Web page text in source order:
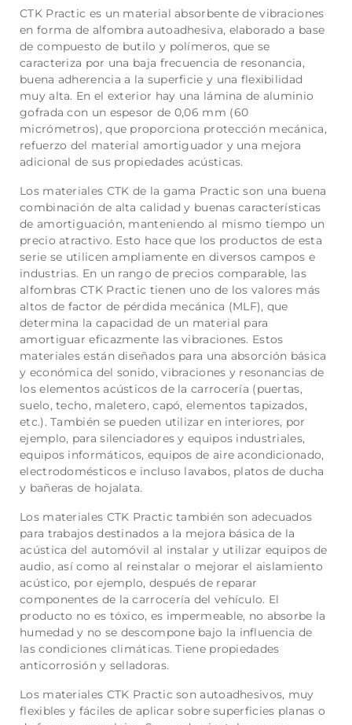
CTK Practic es un material absorbente de vibraciones
en forma de alfombra autoadhesiva, elaborado a base
de compuesto de butilo y polímeros, que se
caracteriza por una baja frecuencia de resonancia,
buena adherencia a la superficie y una flexibilidad
muy alta. En el exterior hay una lámina de aluminio
gofrada con un espesor de 0,06 mm (60
micrómetros), que proporciona protección mecánica,
refuerzo del material amortiguador y una mejora
adicional de sus propiedades acústicas.
Los materiales CTK de la gama Practic son una buena
combinación de alta calidad y buenas características
de amortiguación, manteniendo al mismo tiempo un
precio atractivo. Esto hace que los productos de esta
serie se utilicen ampliamente en diversos campos e
industrias. En un rango de precios comparable, las
alfombras CTK Practic tienen uno de los valores más
altos de factor de pérdida mecánica (MLF), que
determina la capacidad de un material para
amortiguar eficazmente las vibraciones. Estos
materiales están diseñados para una absorción básica
y económica del sonido, vibraciones y resonancias de
los elementos acústicos de la carrocería (puertas,
suelo, techo, maletero, capó, elementos tapizados,
etc.). También se pueden utilizar en interiores, por
ejemplo, para silenciadores y equipos industriales,
equipos informáticos, equipos de aire acondicionado,
electrodomésticos e incluso lavabos, platos de ducha
y bañeras de hojalata.
Los materiales CTK Practic también son adecuados
para trabajos destinados a la mejora básica de la
acústica del automóvil al instalar y utilizar equipos de
audio, así como al reinstalar o mejorar el aislamiento
acústico, por ejemplo, después de reparar
componentes de la carrocería del vehículo. El
producto no es tóxico, es impermeable, no absorbe la
humedad y no se descompone bajo la influencia de
las condiciones climáticas. Tiene propiedades
anticorrosión y selladoras.
Los materiales CTK Practic son autoadhesivos, muy
flexibles y fáciles de aplicar sobre superficies planas o